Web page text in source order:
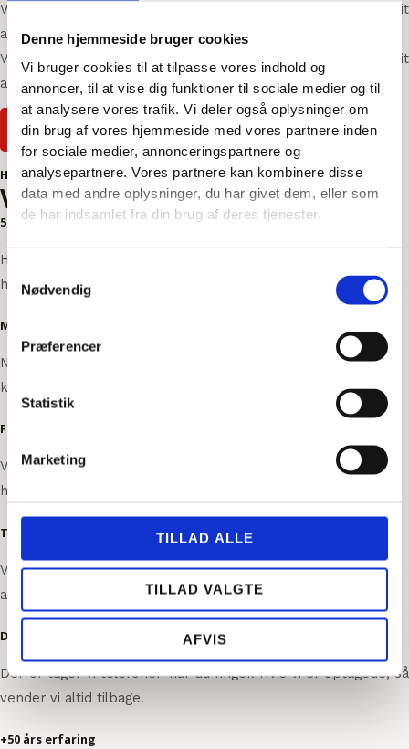
Denne hjemmeside bruger cookies
Vi bruger cookies til at tilpasse vores indhold og
annoncer, til at vise dig funktioner til sociale medier og til
at analysere vores trafik. Vi deler også oplysninger om
din brug af vores hjemmeside med vores partnere inden
for sociale medier, annonceringspartnere og
analysepartnere. Vores partnere kan kombinere disse
data med andre oplysninger, du har givet dem, eller som
de har indsamlet fra din brug af deres tjenester.
Nødvendig
Præferencer
Statistik
Marketing
TILLAD ALLE
TILLAD VALGTE
AFVIS
Vestibulum ac diam sit amet quam vehicula elementum sed sit
amet dui. Curabitur aliquet quam id dui posuere blandit.
Vestibulum ac diam sit amet quam vehicula elementum sed sit
amet dui. Sed porttitor lectus nibh.
READ MORE
Hvorfor vælge os?
Vores kunder vælger os fordi
5 års garantiordning
Hos os sikrer du dig 5 års garantiordning på den
håndværksmæssige udførelse af arbejdet.
Medlem af Dansk Byggeri
Når du vælger en tømrer, der er medlem af Dansk Byggeri
kan du altid føle dig 100% tryg og sikker.
Faglig udførelse
Vores dygtige og faglige personale sætter en dyd i godt
håndværk. Vi samler nemlig på glade kunder.
Tidseffektive
Vi bestræber os altid på at løse enhver opgave indenfor den
aftalte tid. Vi rydder naturligvis op efter os.
Dit opkald er vigtigt
Derfor tager vi telefonen når du ringer. Hvis vi er optagede, så
vender vi altid tilbage.
+50 års erfaring